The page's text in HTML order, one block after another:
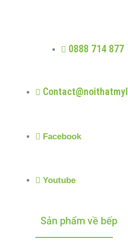
0888 714 877
Facebook
Youtube
Sản phẩm về bếp